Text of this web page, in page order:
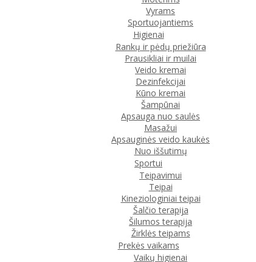
Vyrams
Sportuojantiems
Higienai
Rankų ir pėdų priežiūra
Prausikliai ir muilai
Veido kremai
Dezinfekcijai
Kūno kremai
Šampūnai
Apsauga nuo saulės
Masažui
Apsauginės veido kaukės
Nuo iššutimų
Sportui
Teipavimui
Teipai
Kineziologiniai teipai
Šalčio terapija
Šilumos terapija
Žirklės teipams
Prekės vaikams
Vaikų higienai